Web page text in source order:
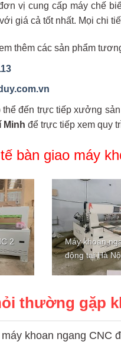
vị cung cấp máy chế
giá cả tốt nhất. Mọi chi
thêm các sản phẩm
thể đến trực tiếp xưởng
Minh để trực tiếp xem quy
bàn giao máy
2
Máy khoan
động tại Hà
thường gặp
khoan ngang CNC